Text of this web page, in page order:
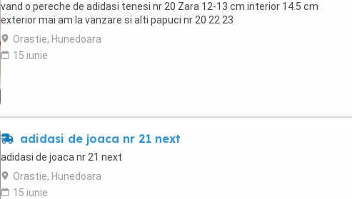
vand o pereche de adidasi tenesi nr 20 Zara 12-13 cm interior 14.5 cm
exterior mai am la vanzare si alti papuci nr 20 22 23
Orastie, Hunedoara
15 iunie
adidasi de joaca nr 21 next
adidasi de joaca nr 21 next
Orastie, Hunedoara
15 iunie